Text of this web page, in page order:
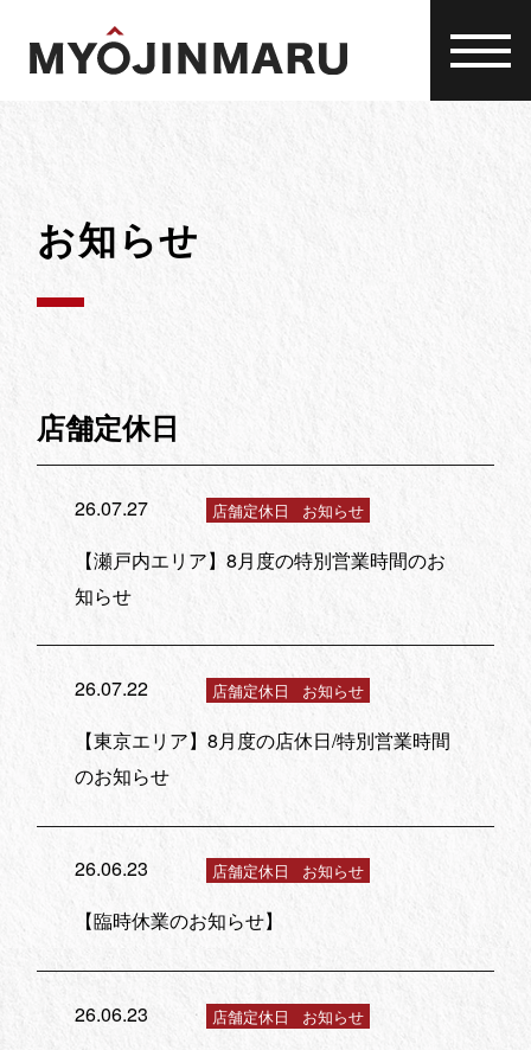
content
お知らせ
店舗定休日
26.07.27 店舗定休日 お知らせ
【瀬戸内エリア】8月度の特別営業時間のお
知らせ
26.07.22 店舗定休日 お知らせ
【東京エリア】8月度の店休日/特別営業時間
のお知らせ
26.06.23 店舗定休日 お知らせ
【臨時休業のお知らせ】
26.06.23 店舗定休日 お知らせ